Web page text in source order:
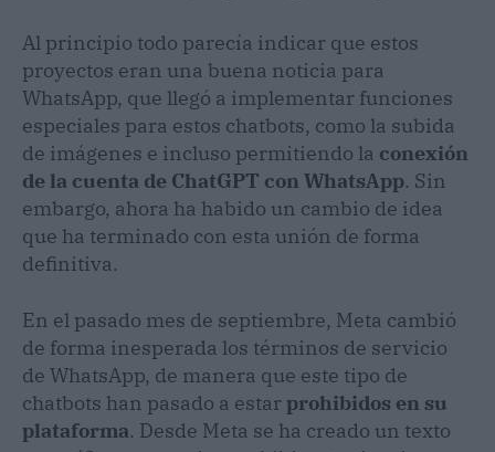
Al principio todo parecía indicar que estos
proyectos eran una buena noticia para
WhatsApp, que llegó a implementar funciones
especiales para estos chatbots, como la subida
de imágenes e incluso permitiendo la conexión
de la cuenta de ChatGPT con WhatsApp. Sin
embargo, ahora ha habido un cambio de idea
que ha terminado con esta unión de forma
definitiva.
En el pasado mes de septiembre, Meta cambió
de forma inesperada los términos de servicio
de WhatsApp, de manera que este tipo de
chatbots han pasado a estarprohibidos en su
plataforma. Desde Meta se ha creado un texto